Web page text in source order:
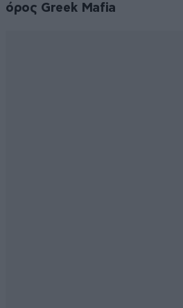
όρος Greek Mafia